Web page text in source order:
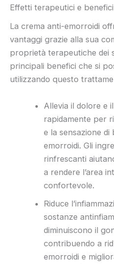
Effetti terapeutici e benefici
La crema anti-emorroidi
vantaggi grazie alla sua
proprietà terapeutiche dei
principali benefici che si
utilizzando questo
Allevia il dolore e
rapidamente per
e la sensazione
emorroidi. Gli
rinfrescanti
a rendere l’area
confortevole.
Riduce
sostanze
diminuiscono il
contribuendo a
emorroidi e